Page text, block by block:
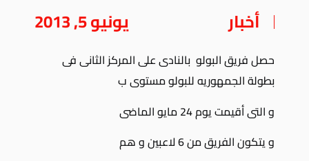
أخبار يونيو 5, 2013
حصل فريق البولو بالنادى على المركز الثانى فى
بطولة الجمهوريه للبولو مستوى ب
و التى أقيمت يوم 24 مايو الماضى
و يتكون الفريق من 6 لاعبين و هم